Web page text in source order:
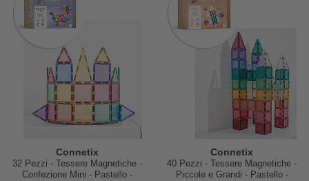
Connetix
32 Pezzi - Tessere Magnetiche -
Confezione Mini - Pastello -
Connetix
40 Pezzi - Tessere Magnetiche -
Piccole e Grandi - Pastello -